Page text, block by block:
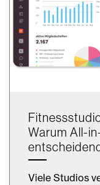
Warum All-
Viele Studios